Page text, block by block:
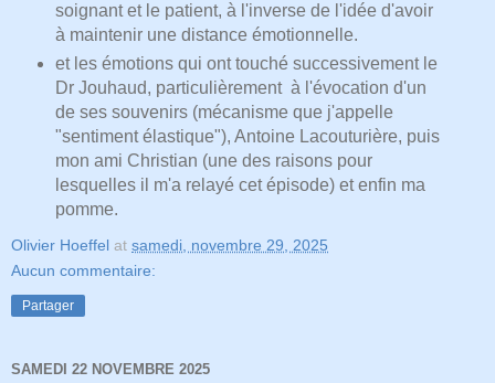
soignant et le patient, à l'inverse de l'idée d'avoir
à maintenir une distance émotionnelle.
et les émotions qui ont touché successivement le
Dr Jouhaud, particulièrement à l'évocation d'un
de ses souvenirs (mécanisme que j'appelle
"sentiment élastique"), Antoine Lacouturière, puis
mon ami Christian (une des raisons pour
lesquelles il m'a relayé cet épisode) et enfin ma
pomme.
Olivier Hoeffel at samedi, novembre 29, 2025
Aucun commentaire:
Partager
SAMEDI 22 NOVEMBRE 2025